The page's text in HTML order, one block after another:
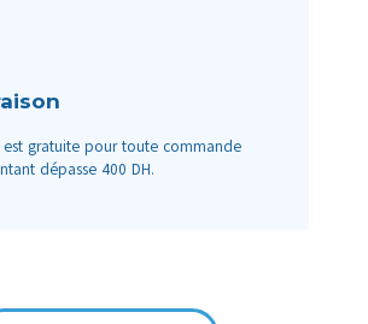
est gratuite pour toute commande
dépasse 400 DH.